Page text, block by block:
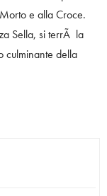
e alla Croce.
Sella, si terrÃ la
culminante della